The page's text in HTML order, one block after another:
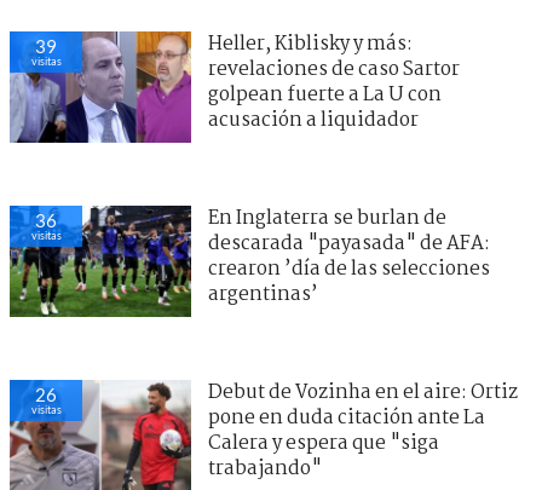
39
visitas
Heller, Kiblisky y más:
revelaciones de caso Sartor
golpean fuerte a La U con
acusación a liquidador
36
visitas
En Inglaterra se burlan de
descarada "payasada" de AFA:
crearon ’día de las selecciones
argentinas’
26
visitas
Debut de Vozinha en el aire: Ortiz
pone en duda citación ante La
Calera y espera que "siga
trabajando"